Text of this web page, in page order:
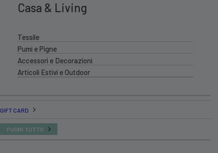
Casa & Living
Tessile
Pumi e Pigne
Accessori e Decorazioni
Articoli Estivi e Outdoor
GIFT CARD
FUORI TUTTO